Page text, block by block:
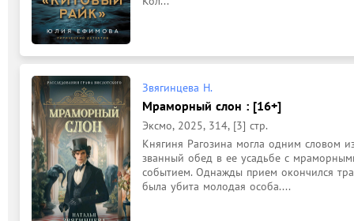
Звягинцева Н.
Мраморный слон : [16+]
Эксмо, 2025, 314, [3] стр.
Княгиня Рагозина могла одним словом
званный обед в ее усадьбе с
событием. Однажды прием окончился
была убита молодая особа....